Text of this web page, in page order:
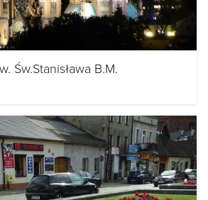
Św.Stanisława B.M.